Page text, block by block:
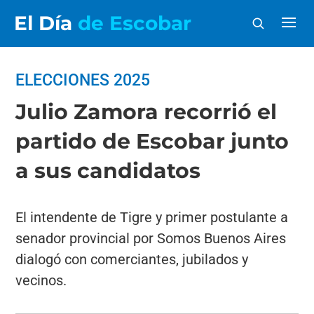
El Día de Escobar
ELECCIONES 2025
Julio Zamora recorrió el
partido de Escobar junto
a sus candidatos
El intendente de Tigre y primer postulante a
senador provincial por Somos Buenos Aires
dialogó con comerciantes, jubilados y
vecinos.